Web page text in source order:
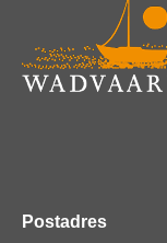
Postadres